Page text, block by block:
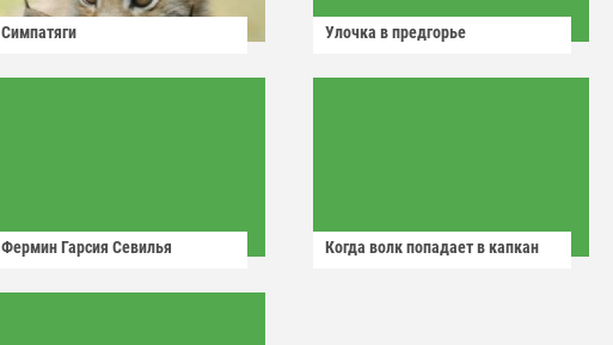
Симпатяги Улочка в предгорье
Фермин Гарсия Севилья Когда волк попадает в капкан